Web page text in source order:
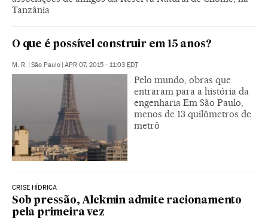
Tanzânia
O que é possível construir em 15 anos?
M. R. | São Paulo | APR 07, 2015 - 11:03 EDT
Pelo mundo, obras que
entraram para a história da
engenharia Em São Paulo,
menos de 13 quilômetros de
metrô
CRISE HÍDRICA
Sob pressão, Alckmin admite racionamento
pela primeira vez